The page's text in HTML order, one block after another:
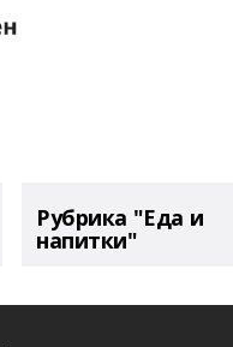
Рубрика "Еда и
напитки"